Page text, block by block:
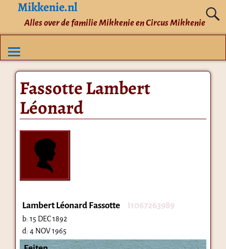
Mikkenie.nl
Alles over de familie Mikkenie en Circus Mikkenie
Fassotte Lambert
Léonard
Lambert Léonard Fassotte I1067263989
b: 15 DEC 1892
d: 4 NOV 1965